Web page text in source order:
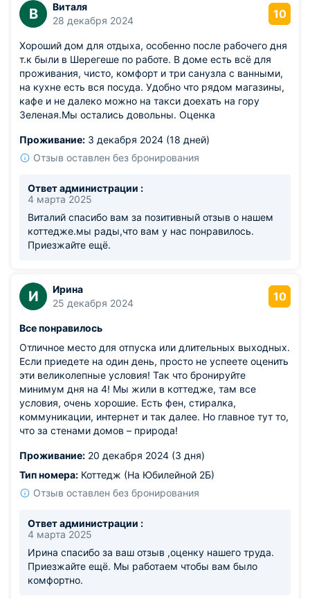
В
Виталя
28 декабря 2024
10
Хороший дом для отдыха, особенно после рабочего дня
т.к были в Шерегеше по работе. В доме есть всё для
проживания, чисто, комфорт и три санузла с ванными,
на кухне есть вся посуда. Удобно что рядом магазины,
кафе и не далеко можно на такси доехать на гору
Зеленая.Мы остались довольны. Оценка
Проживание: 3 декабря 2024 (18 дней)
Отзыв оставлен без бронирования
Ответ администрации :
4 марта 2025
Виталий спасибо вам за позитивный отзыв о нашем
коттедже.мы рады,что вам у нас понравилось.
Приезжайте ещё.
И
Ирина
25 декабря 2024
10
Все понравилось
Отличное место для отпуска или длительных выходных.
Если приедете на один день, просто не успеете оценить
эти великолепные условия! Так что бронируйте
минимум дня на 4! Мы жили в коттедже, там все
условия, очень хорошие. Есть фен, стиралка,
коммуникации, интернет и так далее. Но главное тут то,
что за стенами домов – природа!
Проживание: 20 декабря 2024 (3 дня)
Тип номера: Коттедж (На Юбилейной 2Б)
Отзыв оставлен без бронирования
Ответ администрации :
4 марта 2025
Ирина спасибо за ваш отзыв ,оценку нашего труда.
Приезжайте ещё. Мы работаем чтобы вам было
комфортно.